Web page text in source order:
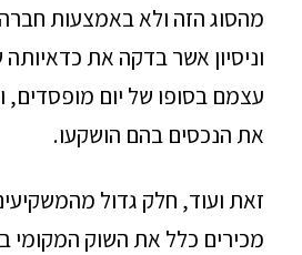
מהסוג הזה ולא באמצעות חברה
וניסיון אשר בדקה את
עצמם בסופו של יום מופסדים,
את הנכסים בהם הושקעו.
זאת ועוד, חלק גדול
מכירים כלל את השוק המקומי